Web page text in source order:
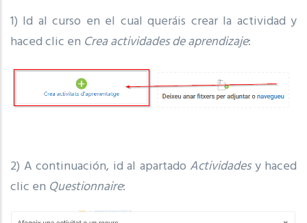
1) Id al curso en el cual queráis crear la actividad y
haced clic en Crea actividades de aprendizaje:
2) A continuación, id al apartado Actividadesy haced
clic en Questionnaire: